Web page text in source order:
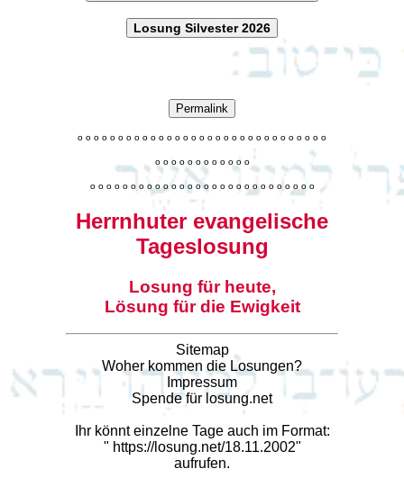
Losung Silvester 2026
Permalink
o o o o o o o o o o o o o o o o o o o o o o o o o o o o o o o
o o o o o o o o o o o o
o o o o o o o o o o o o o o o o o o o o o o o o o o o o
Herrnhuter evangelische
Tageslosung
Losung für heute,
Lösung für die Ewigkeit
Sitemap
Woher kommen die Losungen?
Impressum
Spende für losung.net
Ihr könnt einzelne Tage auch im Format:
" https://losung.net/18.11.2002"
aufrufen.